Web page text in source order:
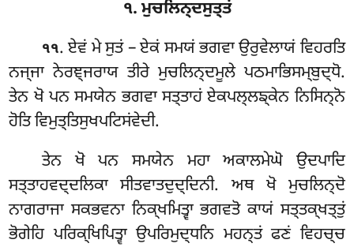
੧. ਮੁਚਲਿਨ੍ਦਸੁਤ੍ਤਂ
੧੧. ਏਵਂਮੇ ਸੁਤਂ – ਏਕਂ ਸਮਯਂ ਭਗਵਾ ਉਰੁਵੇਲਾਯਂ ਵਿਹਰਤਿ
ਨਜ੍ਜਾ ਨੇਰਞ੍ਜਰਾਯ ਤੀਰੇ ਮੁਚਲਿਨ੍ਦਮੂਲੇ ਪਠਮਾਭਿਸਮ੍ਬੁਦ੍ਧੋ.
ਤੇਨ ਖੋ ਪਨ ਸਮਯੇਨ ਭਗਵਾ ਸਤ੍ਤਾਹਂ ਏਕਪਲ੍ਲਙ੍ਕੇਨ ਨਿਸਿਨ੍ਨੋ
ਹੋਤਿ ਵਿਮੁਤ੍ਤਿਸੁਖਪਟਿਸਂਵੇਦੀ.
ਤੇਨ ਖੋ ਪਨ ਸਮਯੇਨ ਮਹਾ ਅਕਾਲਮੇਘੋ ਉਦਪਾਦਿ
ਸਤ੍ਤਾਹਵਦ੍ਦਲਿਕਾ ਸੀਤਵਾਤਦੁਦ੍ਦਿਨੀ. ਅਥ ਖੋ ਮੁਚਲਿਨ੍ਦੋ
ਨਾਗਰਾਜਾ ਸਕਭਵਨਾ ਨਿਕ੍ਖਮਿਤ੍ਵਾ ਭਗਵਤੋ ਕਾਯਂ ਸਤ੍ਤਕ੍ਖਤ੍ਤੁਂ
ਭੋਗੇਹਿ ਪਰਿਕ੍ਖਿਪਿਤ੍ਵਾ ਉਪਰਿਮੁਦ੍ਧਨਿ ਮਹਨ੍ਤਂ ਫਣਂ ਵਿਹਚ੍ਚ